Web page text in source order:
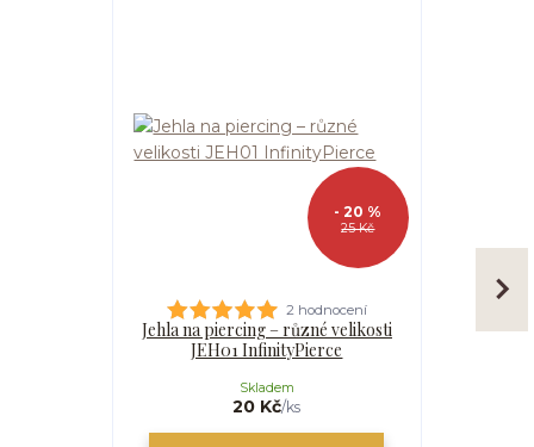
25 Kč
- 20 %
2 hodnocení
Jehla na piercing – různé velikosti
JEH01 InfinityPierce
20 Kč/ks
Skladem